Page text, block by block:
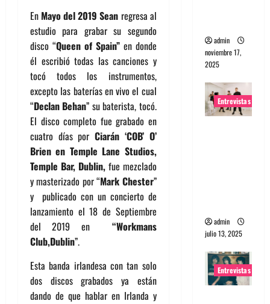
En Mayo del 2019 Sean regresa al
estudio para grabar su segundo
disco “Queen of Spain”en donde
él escribió todas las canciones y
tocó todos los instrumentos,
excepto las baterías en vivo el cual
“Declan Behan” su baterista, tocó.
El disco completo fue grabado en
cuatro días porCiarán ‘COB’ O’
Brien en Temple Lane Studios,
Temple Bar, Dublin, fue mezclado
y masterizado por “Mark Chester”
y publicado con un concierto de
lanzamiento el 18 de Septiembre
del 2019 en “Workmans
Club,Dublin”.
Esta banda irlandesa con tan solo
dos discos grabados ya están
dando de que hablar en Irlanda y
admin
noviembre 17,
2025
Entrevistas
admin
julio 13, 2025
Entrevistas